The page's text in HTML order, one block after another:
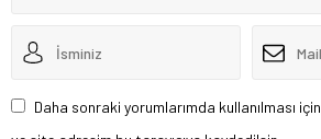
Daha sonraki yorumlarımda kullanılması